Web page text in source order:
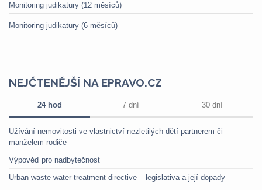
Monitoring judikatury (12 měsíců)
Monitoring judikatury (6 měsíců)
NEJČTENĚJŠÍ NA EPRAVO.CZ
24 hod 7 dní 30 dní
Užívání nemovitosti ve vlastnictví nezletilých dětí partnerem či
manželem rodiče
Výpověď pro nadbytečnost
Urban waste water treatment directive – legislativa a její dopady